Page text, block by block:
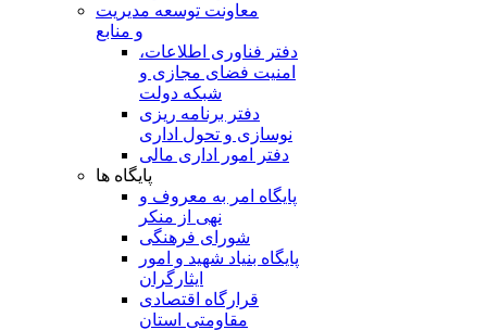
معاونت توسعه مدیریت
و منابع
دفتر فناوری اطلاعات،
امنیت فضای مجازی و
شبکه دولت
دفتر برنامه ریزی
نوسازی و تحول اداری
دفتر امور اداری مالی
پایگاه ها
پایگاه امر به معروف و
نهی از منکر
شورای فرهنگی
پایگاه بنیاد شهید و امور
ایثارگران
قرارگاه اقتصادی
مقاومتی استان